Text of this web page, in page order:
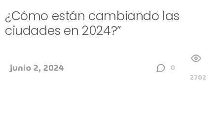
¿Cómo están cambiando las
ciudades en 2024?”
junio 2, 2024
0
2702